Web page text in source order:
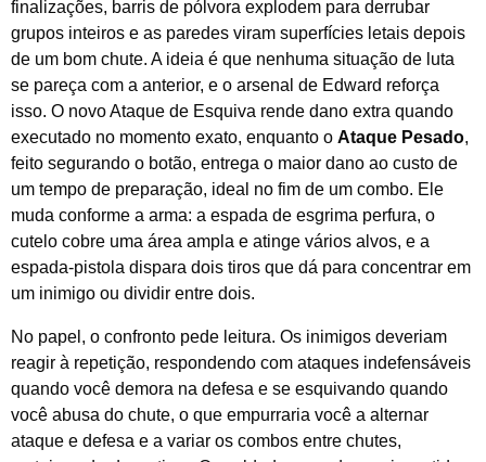
finalizações, barris de pólvora explodem para derrubar
grupos inteiros e as paredes viram superfícies letais depois
de um bom chute. A ideia é que nenhuma situação de luta
se pareça com a anterior, e o arsenal de Edward reforça
isso. O novo Ataque de Esquiva rende dano extra quando
executado no momento exato, enquanto o Ataque Pesado,
feito segurando o botão, entrega o maior dano ao custo de
um tempo de preparação, ideal no fim de um combo. Ele
muda conforme a arma: a espada de esgrima perfura, o
cutelo cobre uma área ampla e atinge vários alvos, e a
espada-pistola dispara dois tiros que dá para concentrar em
um inimigo ou dividir entre dois.
No papel, o confronto pede leitura. Os inimigos deveriam
reagir à repetição, respondendo com ataques indefensáveis
quando você demora na defesa e se esquivando quando
você abusa do chute, o que empurraria você a alternar
ataque e defesa e a variar os combos entre chutes,